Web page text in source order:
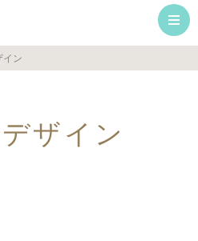
イン
ザイン